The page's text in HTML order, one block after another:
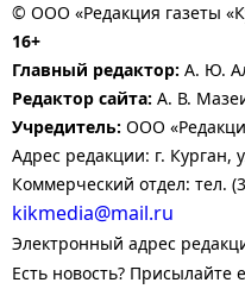
© ООО «Редакция газеты
16+
Главный редактор: А. Ю.
Редактор сайта: А. В.
Учредитель: ООО
Адрес редакции: г. Курган,
Коммерческий отдел: тел.
kikmedia@mail.ru
Электронный адрес
Есть новость? Присылайте